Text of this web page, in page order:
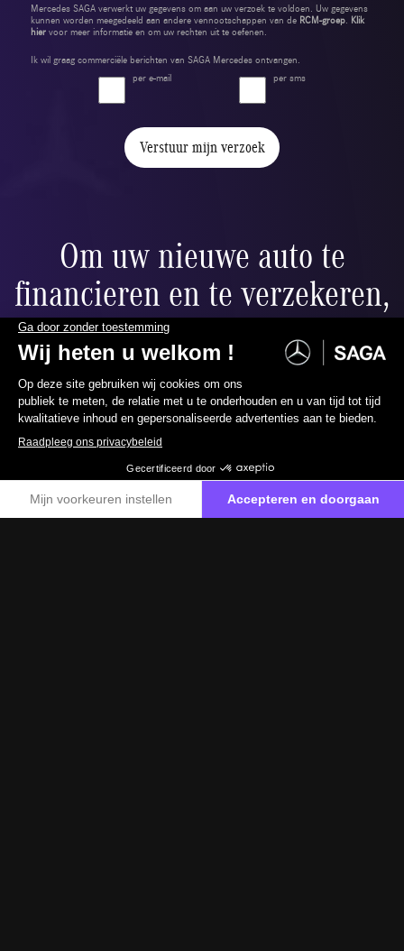
067 88 99 00
Mercedes SAGA verwerkt uw gegevens om aan uw verzoek te voldoen. Uw gegevens
kunnen worden meegedeeld aan andere vennootschappen van de RCM-groep. Klik
hiervoor meer informatie en om uw rechten uit te oefenen.
Ik wil graag commerciële berichten van SAGA Mercedes ontvangen.
per e-mail
per sms
Verstuur mijn verzoek
Om uw nieuwe auto te
financieren en te verzekeren,
bieden wij u:
Ballonfinanciering
Verlaag uw maandelijkse betalingen naar wens dankzij de
restwaarde